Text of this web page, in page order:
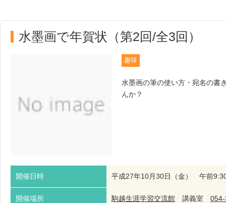
水墨画で年賀状（第2回/全3回）
趣味
水墨画の筆の使い方・宛名の書
んか？
開催日時 平成27年10月30日（金） 午前
開催場所 駒越生涯学習交流館 講義室